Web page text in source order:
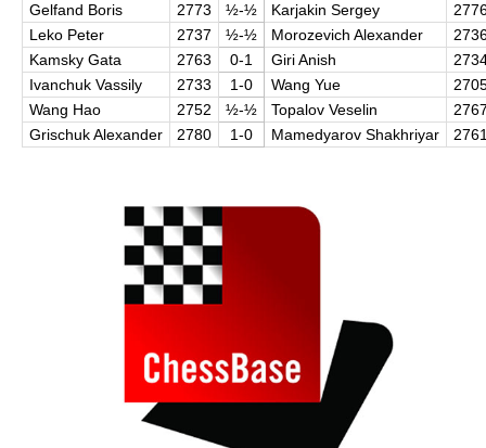
Gelfand Boris
2773 ½-½ Karjakin Sergey
Leko Peter
2737 ½-½ Morozevich Alexander
Kamsky Gata
2763 0-1 Giri Anish
Ivanchuk Vassily
2733 1-0 Wang Yue
Wang Hao
2752 ½-½ Topalov Veselin
Grischuk Alexander
2780 1-0 Mamedyarov Shakhriyar